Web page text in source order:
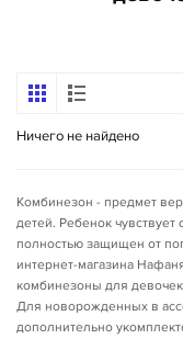
Ничего не найдено
Комбинезон - предмет
детей. Ребенок
полностью защищен от
интернет-магазина
комбинезоны для
Для новорожденных в
дополнительно